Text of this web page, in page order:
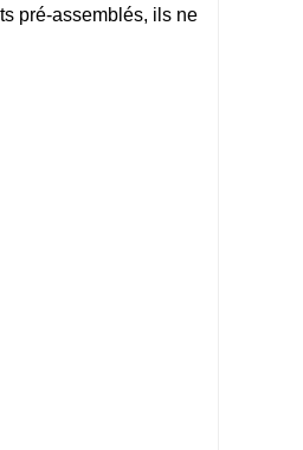
pré-assemblés, ils ne